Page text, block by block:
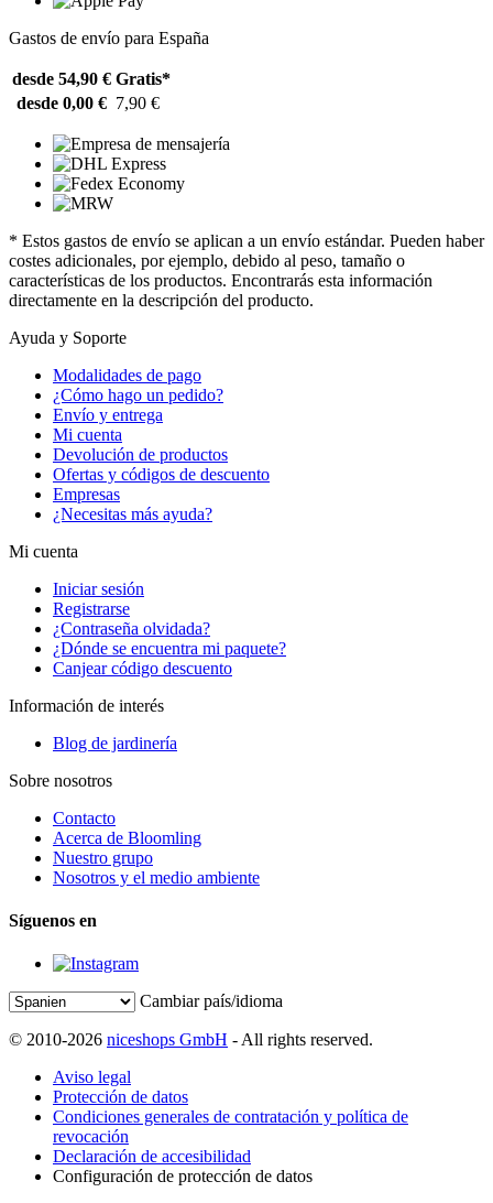
Gastos de envío para España
desde 54,90 € Gratis*
desde 0,00 € 7,90 €
* Estos gastos de envío se aplican a un envío estándar. Pueden haber
costes adicionales, por ejemplo, debido al peso, tamaño o
características de los productos. Encontrarás esta información
directamente en la descripción del producto.
Ayuda y Soporte
Modalidades de pago
¿Cómo hago un pedido?
Envío y entrega
Mi cuenta
Devolución de productos
Ofertas y códigos de descuento
Empresas
¿Necesitas más ayuda?
Mi cuenta
Iniciar sesión
Registrarse
¿Contraseña olvidada?
¿Dónde se encuentra mi paquete?
Canjear código descuento
Información de interés
Blog de jardinería
Sobre nosotros
Contacto
Acerca de Bloomling
Nuestro grupo
Nosotros y el medio ambiente
Síguenos en
Cambiar país/idioma
© 2010-2026 niceshops GmbH - All rights reserved.
Aviso legal
Protección de datos
Condiciones generales de contratación y política de
revocación
Declaración de accesibilidad
Configuración de protección de datos